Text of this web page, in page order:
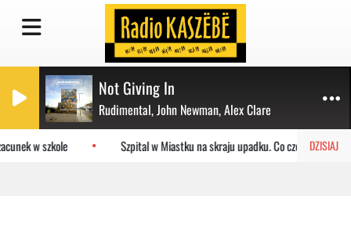
Not Giving In
Rudimental, John Newman, Alex Clare
DZISIAJ
w szkole Szpital w Miastku na skraju upadku. Co czeka placówkę?